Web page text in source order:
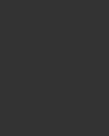
vett mintákból
e.
a mikrodializis
et al., 2006a
a danzilamid
mért adatok alapján
(ischémiás
Ezek az értékek